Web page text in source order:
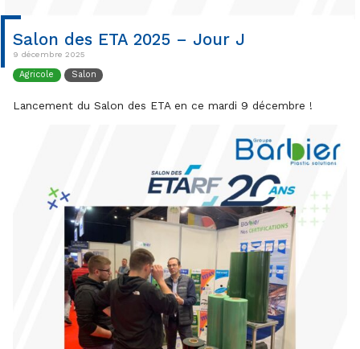
Salon des ETA 2025 – Jour J
9 décembre 2025
Agricole Salon
Lancement du Salon des ETA en ce mardi 9 décembre !